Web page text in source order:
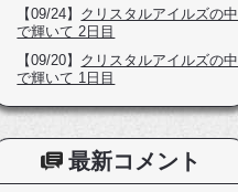
【09/24】 クリスタルアイルズの中
で輝いて 2日目
【09/20】 クリスタルアイルズの中
で輝いて 1日目
最新コメント